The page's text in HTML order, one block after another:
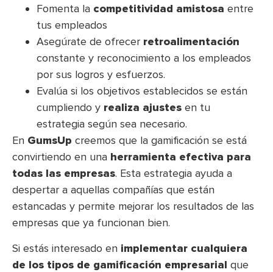
Fomenta la competitividad amistosa entre
tus empleados
Asegúrate de ofrecer retroalimentación
constante y reconocimiento a los empleados
por sus logros y esfuerzos.
Evalúa si los objetivos establecidos se están
cumpliendo y realiza ajustes en tu
estrategia según sea necesario.
En GumsUp creemos que la gamificación se está
convirtiendo en una herramienta efectiva para
todas las empresas. Esta estrategia ayuda a
despertar a aquellas compañías que están
estancadas y permite mejorar los resultados de las
empresas que ya funcionan bien.
Si estás interesado en implementar cualquiera
de los tipos de gamificación empresarial que